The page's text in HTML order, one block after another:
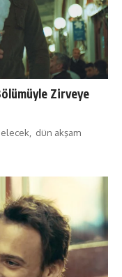
Zirveye
dün akşam